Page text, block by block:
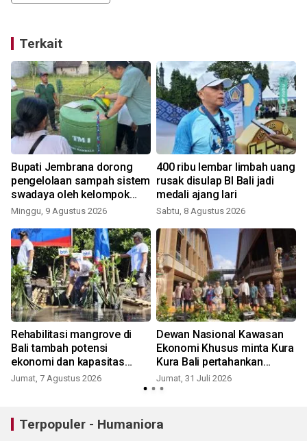
Terkait
Bupati Jembrana dorong
pengelolaan sampah sistem
swadaya oleh kelompok
masyarakat
Minggu, 9 Agustus 2026
400 ribu lembar limbah uang
rusak disulap BI Bali jadi
medali ajang lari
Sabtu, 8 Agustus 2026
Rehabilitasi mangrove di
Bali tambah potensi
ekonomi dan kapasitas
nelayan kelola ekowisata
Jumat, 7 Agustus 2026
Dewan Nasional Kawasan
Ekonomi Khusus minta Kura
Kura Bali pertahankan
prinsip keberlanjutan
Jumat, 31 Juli 2026
Terpopuler - Humaniora